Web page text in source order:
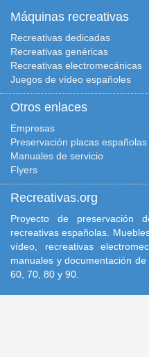
Máquinas recreativas
Recreativas dedicadas
Recreativas genéricas
Recreativas electromecánicas
Juegos de vídeo españoles
Otros enlaces
Empresas
Preservación placas españolas
Manuales de servicio
Flyers
Recreativas.org
Proyecto de preservación
recreativas españolas.
vídeo, recreativas
manuales y documentación
60, 70, 80 y 90.